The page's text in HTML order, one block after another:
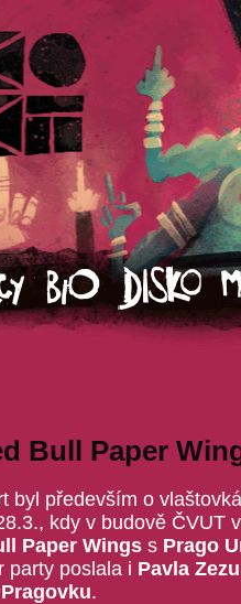
Bull Paper
byl především o
kdy v budově ČVUT
Paper Wingss Prago
party poslala i Pavla
Pragovku.